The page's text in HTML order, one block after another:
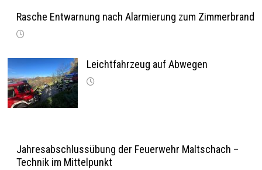
Rasche Entwarnung nach Alarmierung zum Zimmerbrand
Leichtfahrzeug auf Abwegen
Jahresabschlussübung der Feuerwehr Maltschach –
Technik im Mittelpunkt